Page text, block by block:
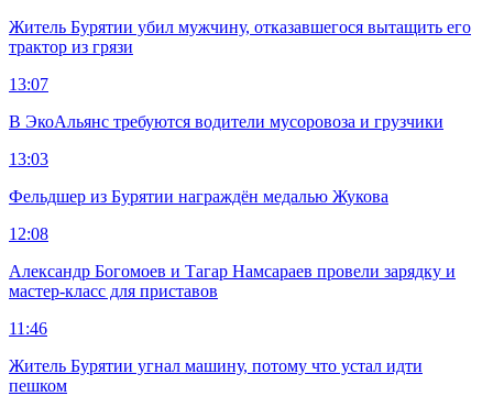
Житель Бурятии убил мужчину, отказавшегося вытащить его
трактор из грязи
13:07
В ЭкоАльянс требуются водители мусоровоза и грузчики
13:03
Фельдшер из Бурятии награждён медалью Жукова
12:08
Александр Богомоев и Тагар Намсараев провели зарядку и
мастер-класс для приставов
11:46
Житель Бурятии угнал машину, потому что устал идти
пешком